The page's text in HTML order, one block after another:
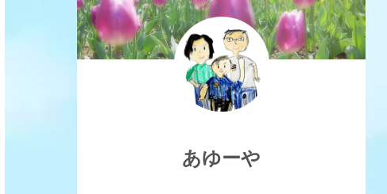
あゆーや